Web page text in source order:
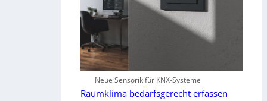
Neue Sensorik für KNX-Systeme
Raumklima bedarfsgerecht erfassen